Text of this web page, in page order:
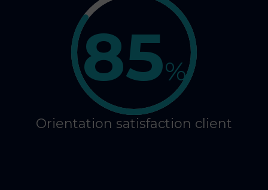
85%
Orientation satisfaction client